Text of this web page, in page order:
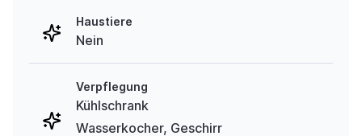
Haustiere
Nein
Verpflegung
Kühlschrank
Wasserkocher, Geschirr